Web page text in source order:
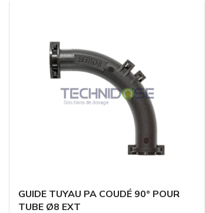
GUIDE TUYAU PA COUDÉ 90° POUR
TUBE Ø8 EXT